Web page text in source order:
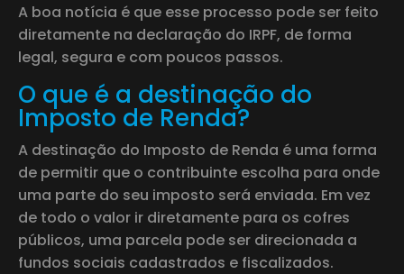
A boa notícia é que esse processo pode ser feito
diretamente na declaração do IRPF, de forma
legal, segura e com poucos passos.
O que é a destinação do
Imposto de Renda?
A destinação do Imposto de Renda é uma forma
de permitir que o contribuinte escolha para onde
uma parte do seu imposto será enviada. Em vez
de todo o valor ir diretamente para os cofres
públicos, uma parcela pode ser direcionada a
fundos sociais cadastrados e fiscalizados.